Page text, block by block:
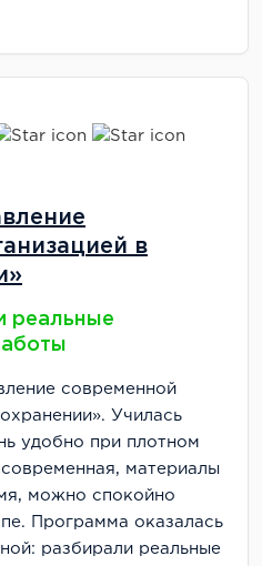
в
реальные
современной
Училась
удобно при плотном
материалы
можно спокойно
Программа оказалась
разбирали реальные